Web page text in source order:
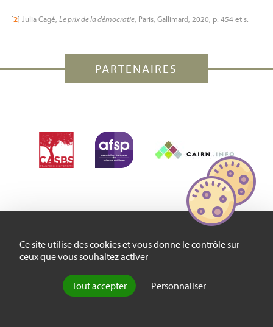
Ce site utilise des cookies et vous donne le contrôle sur
ceux que vous souhaitez activer
Tout accepter Personnaliser
[2] Julia Cagé, Le prix de la démocratie, Paris, Gallimard, 2020, p. 454 et s.
PARTENAIRES
Thématiques
Politique
Essais
Qui sommes-nous